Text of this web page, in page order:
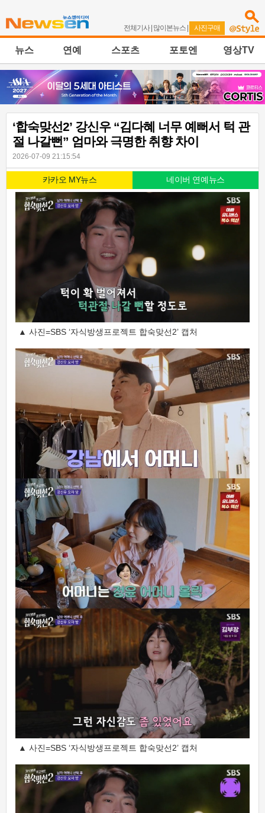
전체기사| 많이본뉴스 | 사진구매
뉴스 연예 스포츠 포토엔 영상TV
‘합숙맞선2’ 강신우 “김다혜 너무 예뻐서 턱 관
절 나갈뻔” 엄마와 극명한 취향 차이
2026-07-09 21:15:54
카카오 MY뉴스 네이버 연예뉴스
▲ 사진=SBS ‘자식방생프로젝트 합숙맞선2’ 캡처
▲ 사진=SBS ‘자식방생프로젝트 합숙맞선2’ 캡처